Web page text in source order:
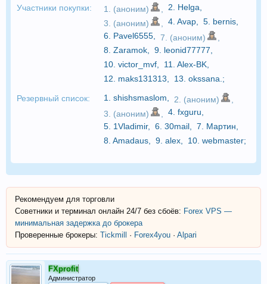
Участники покупки: 1. (аноним) 2. Helga
3. (аноним)
4. Avap 5. bernis
6. Pavel6555 7. (аноним)
8. Zaramok 9. leonid77777
10. victor_mvf 11. Alex-BK
12. maks131313 13. okssana. ;
Резервный список: 1. shishsmaslom 2. (аноним)
3. (аноним)
4. fxguru
5. 1Vladimir, 6. 30mail 7. Мартин
8. Amadaus 9. alex 10. webmaster;
Рекомендуем для торговли
Советники и терминал онлайн 24/7 без сбоёв: Forex VPS —
минимальная задержка до брокера
Проверенные брокеры: Tickmill · Forex4you · Alpari
FXprofit
Администратор